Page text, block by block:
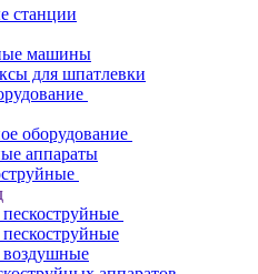
станции
машины
для шпатлевки
оборудование
аппараты
воздушные